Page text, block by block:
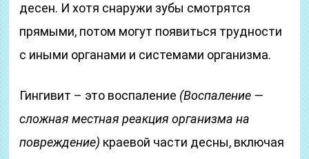
десен. И хотя снаружи зубы смотрятся
прямыми, потом могут появиться трудности
с иными органами и системами организма.
Гингивит – это воспаление (Воспаление —
сложная местная реакция организма на
повреждение) краевой части десны, включая